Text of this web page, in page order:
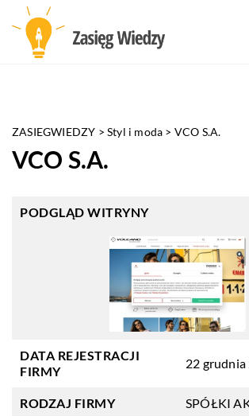
ZASIEGWIEDZY >Styl i moda > VCO S.A.
VCO S.A.
PODGLĄD WITRYNY
DATA REJESTRACJI
FIRMY
22 grudnia
RODZAJ FIRMY SPÓŁKI